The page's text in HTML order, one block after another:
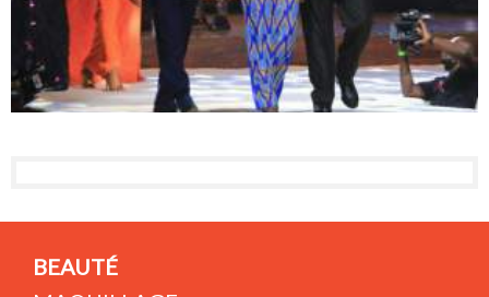
BEAUTÉ